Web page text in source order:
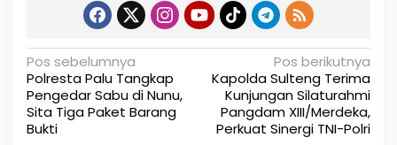
N
a
v
Pos sebelumnya
Polresta Palu Tangkap
Pengedar Sabu di Nunu,
Sita Tiga Paket Barang
Bukti
Pos berikutnya
Kapolda Sulteng Terima
Kunjungan Silaturahmi
Pangdam XIII/Merdeka,
Perkuat Sinergi TNI-Polri